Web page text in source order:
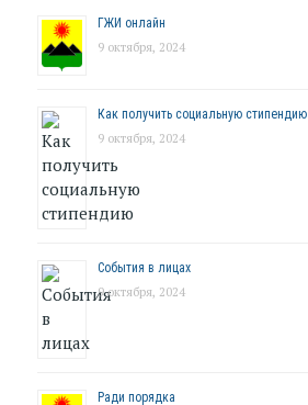
ГЖИ онлайн
9 октября, 2024
Как получить социальную стипендию
9 октября, 2024
События в лицах
9 октября, 2024
Ради порядка